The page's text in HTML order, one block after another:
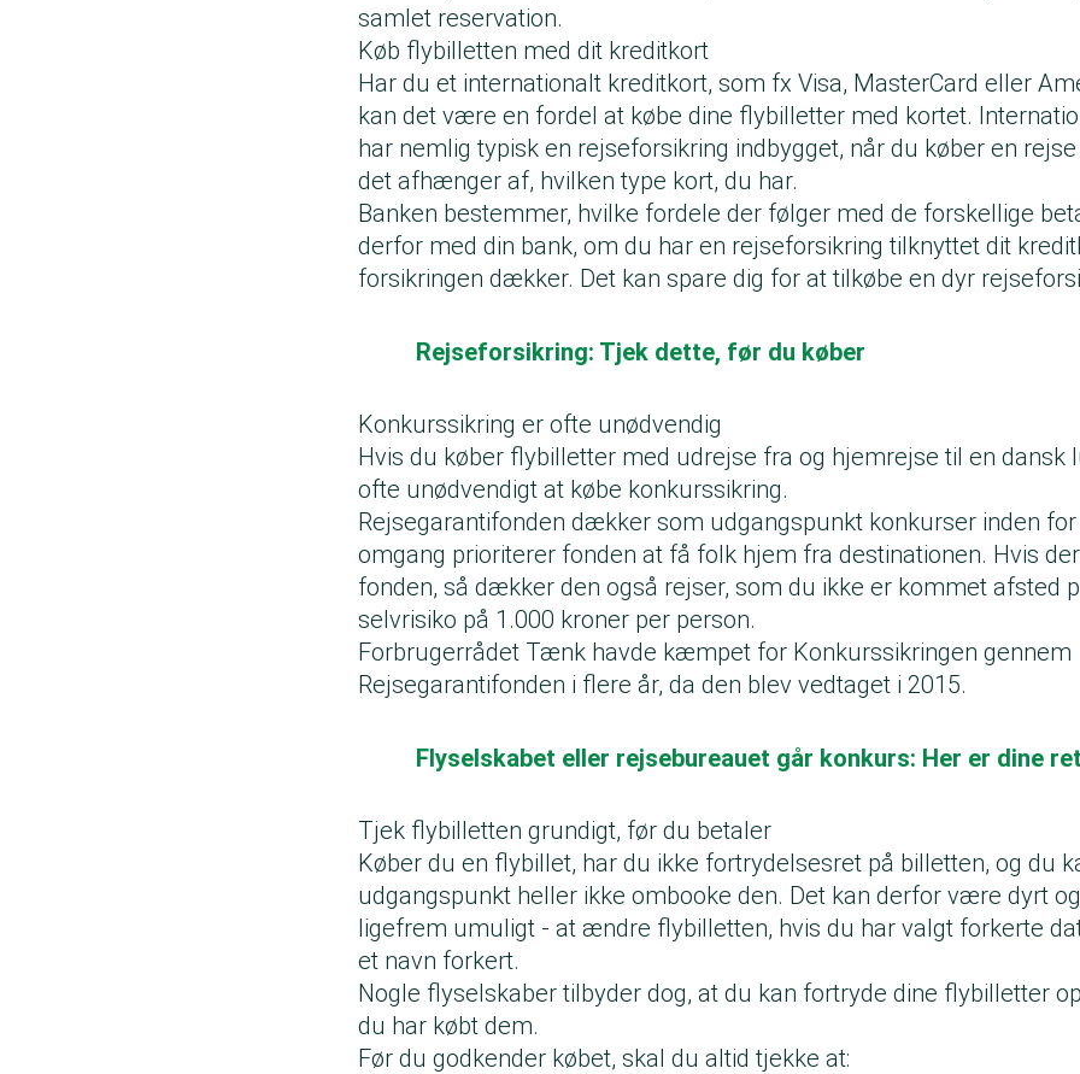
samlet reservation.
Køb flybilletten med dit kreditkort
Har du et internationalt kreditkort, som fx Visa, MasterCard eller
kan det være en fordel at købe dine flybilletter med kortet.
har nemlig typisk en rejseforsikring indbygget, når du køber en
det afhænger af, hvilken type kort, du har.
Banken bestemmer, hvilke fordele der følger med de forskellige
derfor med din bank, om du har en rejseforsikring tilknyttet dit
forsikringen dækker. Det kan spare dig for at tilkøbe en dyr
Rejseforsikring: Tjek dette, før du køber
Konkurssikring er ofte unødvendig
Hvis du køber flybilletter med udrejse fra og hjemrejse til en dansk
ofte unødvendigt at købe konkurssikring.
Rejsegarantifonden dækker som udgangspunkt konkurser inden
omgang prioriterer fonden at få folk hjem fra destinationen. Hvis
fonden, så dækker den også rejser, som du ikke er kommet afsted
selvrisiko på 1.000 kroner per person.
Forbrugerrådet Tænk havde kæmpet for Konkurssikringen gennem
Rejsegarantifonden i flere år, da den blev vedtaget i 2015.
Flyselskabet eller rejsebureauet går konkurs: Her er dine
Tjek flybilletten grundigt, før du betaler
Køber du en flybillet, har du ikke fortrydelsesret på billetten, og du
udgangspunkt heller ikke ombooke den. Det kan derfor være dyrt
ligefrem umuligt - at ændre flybilletten, hvis du har valgt forkerte
et navn forkert.
Nogle flyselskaber tilbyder dog, at du kan fortryde dine flybilletter
du har købt dem.
Før du godkender købet, skal du altid tjekke at: